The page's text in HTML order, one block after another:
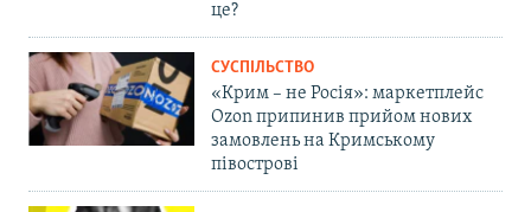
це?
СУСПІЛЬСТВО
«Крим – не Росія»: маркетплейс
Ozon припинив прийом нових
замовлень на Кримському
півострові